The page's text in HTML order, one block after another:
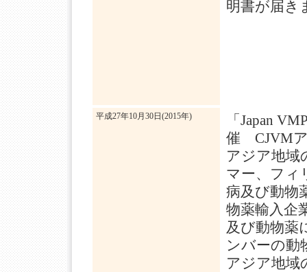
明書が届き
平成27年10月30日(2015年)
「Japan
催 CJVMア
アジア地域
マー、フィ
病及び動物
物薬輸入企
及び動物薬
ンバーの動
アジア地域